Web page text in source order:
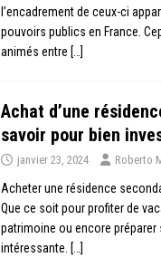
l’encadrement de ceux-ci
pouvoirs publics en France.
animés entre […]
Achat d’une
savoir pour bien
janvier 23, 2024 Roberto
Acheter une résidence
Que ce soit pour profiter de
patrimoine ou encore
intéressante. […]